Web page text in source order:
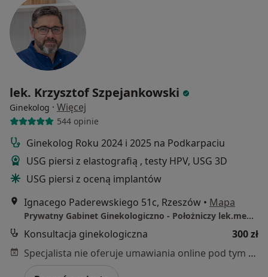
lek. Krzysztof Szpejankowski
Ginekolog · Więcej
544 opinie
Ginekolog Roku 2024 i 2025 na Podkarpaciu
USG piersi z elastografią , testy HPV, USG 3D
USG piersi z oceną implantów
Ignacego Paderewskiego 51c, Rzeszów • Mapa
Prywatny Gabinet Ginekologiczno - Położniczy lek.med.Krzysztof Szpejankowski
Konsultacja ginekologiczna
300 zł
Specjalista nie oferuje umawiania online pod tym adresem.